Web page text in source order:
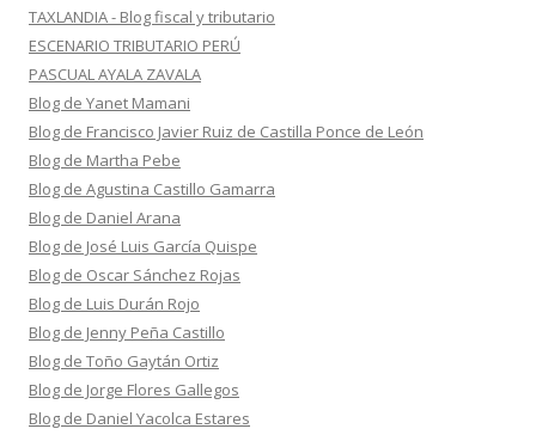
TAXLANDIA - Blog fiscal y tributario
ESCENARIO TRIBUTARIO PERÚ
PASCUAL AYALA ZAVALA
Blog de Yanet Mamani
Blog de Francisco Javier Ruiz de Castilla Ponce de León
Blog de Martha Pebe
Blog de Agustina Castillo Gamarra
Blog de Daniel Arana
Blog de José Luis García Quispe
Blog de Oscar Sánchez Rojas
Blog de Luis Durán Rojo
Blog de Jenny Peña Castillo
Blog de Toño Gaytán Ortiz
Blog de Jorge Flores Gallegos
Blog de Daniel Yacolca Estares